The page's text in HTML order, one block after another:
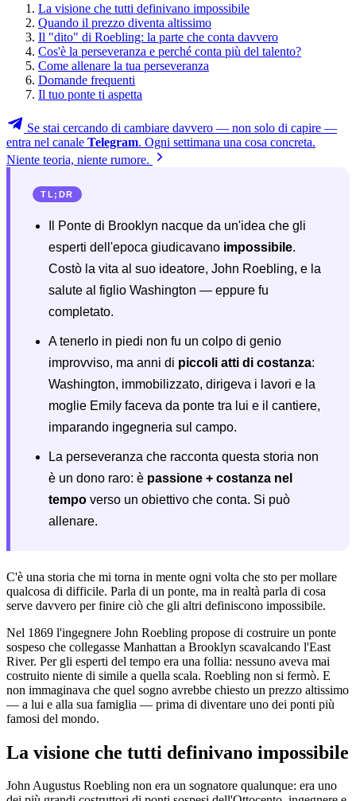
La visione che tutti definivano impossibile
Quando il prezzo diventa altissimo
Il "dito" di Roebling: la parte che conta davvero
Cos'è la perseveranza e perché conta più del talento?
Come allenare la tua perseveranza
Domande frequenti
Il tuo ponte ti aspetta
Se stai cercando di cambiare davvero — non solo di capire —
entra nel canale Telegram. Ogni settimana una cosa concreta.
Niente teoria, niente rumore.
TL;DR
Il Ponte di Brooklyn nacque da un'idea che gli
esperti dell'epoca giudicavano impossibile.
Costò la vita al suo ideatore, John Roebling, e la
salute al figlio Washington — eppure fu
completato.
A tenerlo in piedi non fu un colpo di genio
improvviso, ma anni di piccoli atti di costanza:
Washington, immobilizzato, dirigeva i lavori e la
moglie Emily faceva da ponte tra lui e il cantiere,
imparando ingegneria sul campo.
La perseveranza che racconta questa storia non
è un dono raro: è passione + costanza nel
tempo verso un obiettivo che conta. Si può
allenare.
C'è una storia che mi torna in mente ogni volta che sto per mollare
qualcosa di difficile. Parla di un ponte, ma in realtà parla di cosa
serve davvero per finire ciò che gli altri definiscono impossibile.
Nel 1869 l'ingegnere John Roebling propose di costruire un ponte
sospeso che collegasse Manhattan a Brooklyn scavalcando l'East
River. Per gli esperti del tempo era una follia: nessuno aveva mai
costruito niente di simile a quella scala. Roebling non si fermò. E
non immaginava che quel sogno avrebbe chiesto un prezzo altissimo
— a lui e alla sua famiglia — prima di diventare uno dei ponti più
famosi del mondo.
La visione che tutti definivano impossibile
John Augustus Roebling non era un sognatore qualunque: era uno